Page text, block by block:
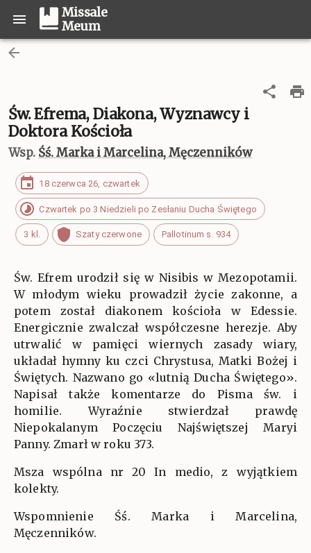
Missale
Meum
Św. Efrema, Diakona, Wyznawcy i
Doktora Kościoła
Wsp. Śś. Marka i Marcelina, Męczenników
18 czerwca 26, czwartek
Czwartek po 3 Niedzieli po Zesłaniu Ducha Świętego
3 kl. Szaty czerwone Pallotinum s. 934
Św. Efrem urodził się w Nisibis w Mezopotamii.
W młodym wieku prowadził życie zakonne, a
potem został diakonem kościoła w Edessie.
Energicznie zwalczał współczesne herezje. Aby
utrwalić w pamięci wiernych zasady wiary,
układał hymny ku czci Chrystusa, Matki Bożej i
Świętych. Nazwano go «lutnią Ducha Świętego».
Napisał także komentarze do Pisma św. i
homilie. Wyraźnie stwierdzał prawdę
Niepokalanym Poczęciu Najświętszej Maryi
Panny. Zmarł w roku 373.
Msza wspólna nr 20 In medio, z wyjątkiem
kolekty.
Wspomnienie Śś. Marka i Marcelina,
Męczenników.